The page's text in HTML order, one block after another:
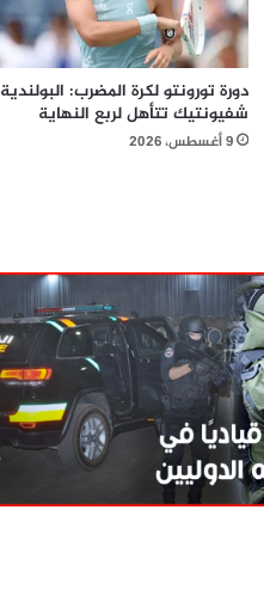
دورة تورونتو لكرة المضرب: البولندية
شفيونتيك تتأهل لربع النهاية
9 أغسطس، 2026